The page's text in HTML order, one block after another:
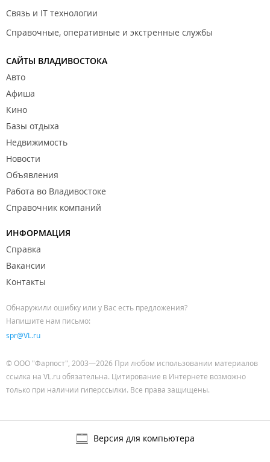
Связь и IT технологии
Справочные, оперативные и экстренные службы
САЙТЫ ВЛАДИВОСТОКА
Авто
Афиша
Кино
Базы отдыха
Недвижимость
Новости
Объявления
Работа во Владивостоке
Справочник компаний
ИНФОРМАЦИЯ
Справка
Вакансии
Контакты
Обнаружили ошибку или у Вас есть предложения?
Напишите нам письмо:
spr@VL.ru
© ООО "Фарпост", 2003—2026 При любом использовании материалов
ссылка на VL.ru обязательна. Цитирование в Интернете возможно
только при наличии гиперссылки. Все права защищены.
Версия для компьютера